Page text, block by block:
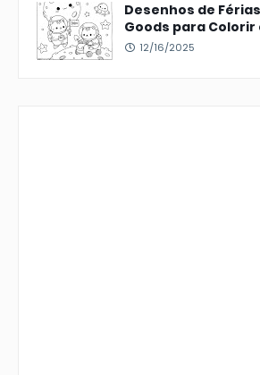
Desenhos de
Goods para Colorir
12/16/2025